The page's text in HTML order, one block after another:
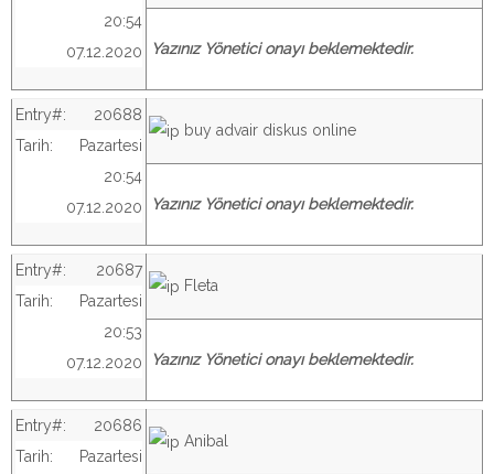
20:54
07.12.2020
Yazınız Yönetici onayı beklemektedir.
Entry#:
20688
Tarih:
Pazartesi
20:54
07.12.2020
buy advair diskus online
Yazınız Yönetici onayı beklemektedir.
Entry#:
20687
Tarih:
Pazartesi
20:53
07.12.2020
Fleta
Yazınız Yönetici onayı beklemektedir.
Entry#:
20686
Tarih:
Pazartesi
Anibal